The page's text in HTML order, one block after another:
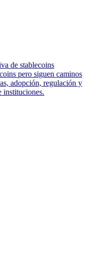
de stablecoins
pero siguen caminos
adopción, regulación y
instituciones.